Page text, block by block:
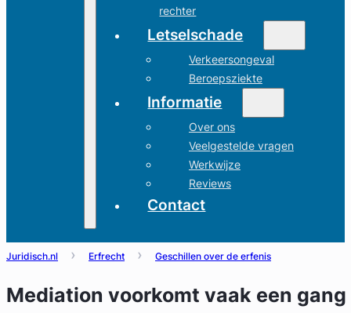
rechter
Letselschade
Verkeersongeval
Beroepsziekte
Informatie
Over ons
Veelgestelde vragen
Werkwijze
Reviews
Contact
Juridisch.nl Erfrecht Geschillen over de erfenis
Mediation voorkomt vaak een